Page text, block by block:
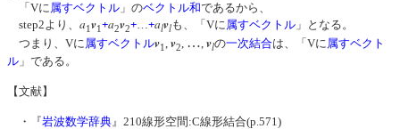
「Vに属すベクトル 」のベクトル和であるから、
step2より、 a1v1+a2v2+…+alvlも、「Vに属すベクトル 」となる。
つまり、Vに 属すベクトルv1 v2 … vlの一次結合は、「Vに 属すベクト
ル 」である。
【文献】
・『岩波数学辞典 』210線形空間:C線形結合(p.571)